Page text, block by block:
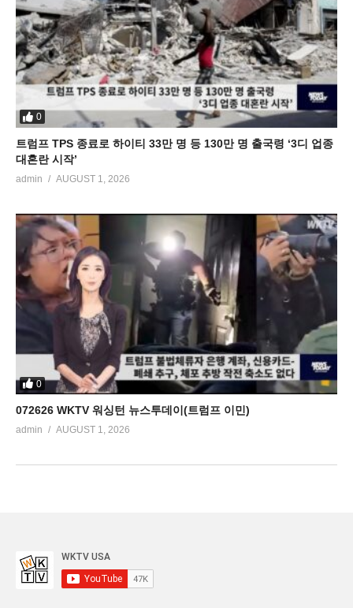
0
트럼프 TPS 종료로 하이티 33만 명 등 130만 명 출국령 ‘3디 업종
대혼란 시작’
admin AUGUST 1, 2026
0
072626 WKTV 워싱턴 뉴스투데이(트럼프 이민)
admin AUGUST 1, 2026